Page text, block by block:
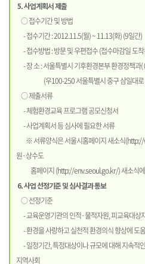
5. 사업계획서 제출
○ 접수기간 및 방법
- 접수기간 : 2012.11.5(월) ~ 11.13(화) (9일간)
- 접수방법 : 방문 및 우편접수 (접수마감일 도
- 장 소 : 서울특별시 기후환경본부 환경정책과
(우100-250 서울특별시 중구 삼일대로
○ 제출서류
- 체험환경교육 프로그램 공모신청서
- 사업계획서 등 심사에 필요한 서류
※ 서류양식은 서울시홈페이지 새소식(http://
원·상수도
홈페이지 (http://env.seoul.go.kr/) 새소식
6. 사업 선정기준 및 심사결과 통보
○ 선정기준
- 교육운영기관의 인적·물적자원, 피교육대상
- 환경을 사랑하고 실천적 환경의식 향상에 도
- 일정기간, 특정대상이나 규모에 대해 지속적
지역사회